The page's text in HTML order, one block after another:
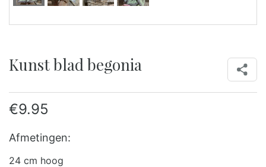
Kunst blad begonia
€9.95
Afmetingen:
24 cm hoog